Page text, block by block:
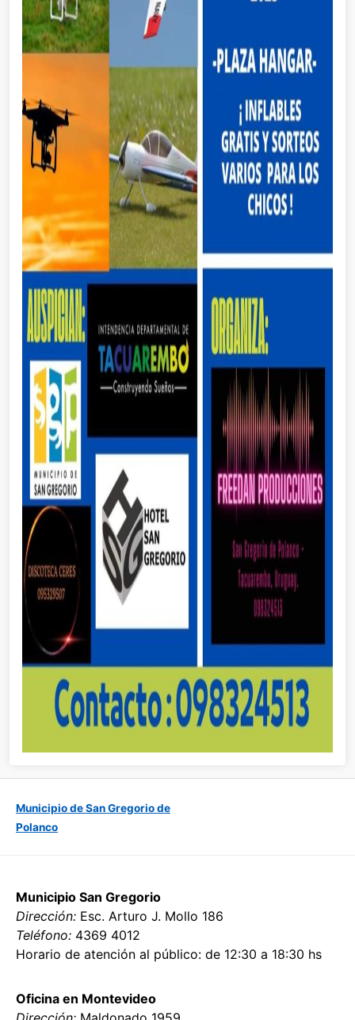
Municipio de San Gregorio de
Polanco
Municipio San Gregorio
Dirección: Esc. Arturo J. Mollo 186
Teléfono: 4369 4012
Horario de atención al público: de 12:30 a 18:30 hs
Oficina en Montevideo